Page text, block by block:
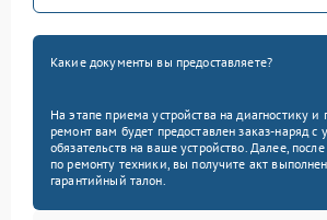
Какие документы вы предоставляете?
На этапе приема устройства на диагностику
ремонт вам будет предоставлен заказ-наряд с
обязательств на ваше устройство. Далее,
по ремонту техники, вы получите акт
гарантийный талон.